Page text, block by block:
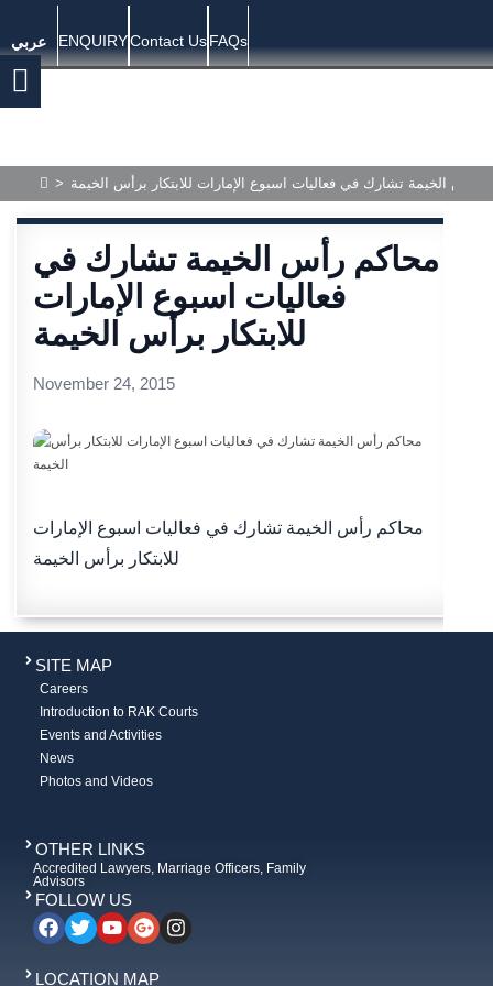
عربي ENQUIRYContact UsFAQs
> رأس الخيمة تشارك في فعاليات اسبوع الإمارات للابتكار برأس الخيمة
محاكم رأس الخيمة تشارك في
فعاليات اسبوع الإمارات
للابتكار برأس الخيمة
November 24, 2015
محاكم رأس الخيمة تشارك في فعاليات اسبوع الإمارات
للابتكار برأس الخيمة
SITE MAP
Careers
Introduction to RAK Courts
Events and Activities
News
Photos and Videos
OTHER LINKS
Accredited Lawyers, Marriage Officers, Family
Advisors
FOLLOW US
LOCATION MAP